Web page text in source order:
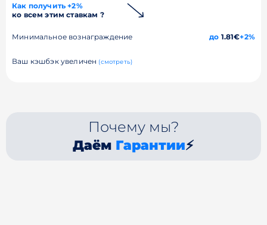
Как получить +2%
ко всем этим ставкам ?
Минимальное вознаграждение до 1.81€+2%
Ваш кэшбэк увеличен (смотреть)
Почему мы?
Даём Гарантии⚡